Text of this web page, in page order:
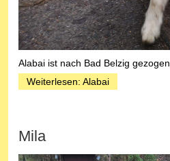
Alabai ist nach Bad Belzig gezogen.
Weiterlesen: Alabai
Mila